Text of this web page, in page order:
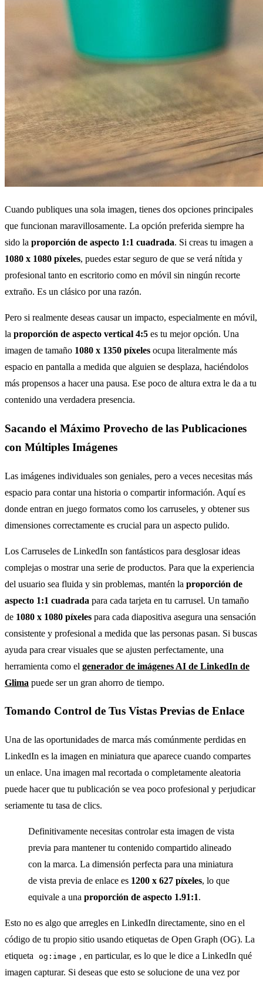
Cuando publiques una sola imagen, tienes dos opciones principales
que funcionan maravillosamente. La opción preferida siempre ha
sido la proporción de aspecto 1:1 cuadrada. Si creas tu imagen a
1080 x 1080 píxeles, puedes estar seguro de que se verá nítida y
profesional tanto en escritorio como en móvil sin ningún recorte
extraño. Es un clásico por una razón.
Pero si realmente deseas causar un impacto, especialmente en móvil,
la proporción de aspecto vertical 4:5 es tu mejor opción. Una
imagen de tamaño 1080 x 1350 píxeles ocupa literalmente más
espacio en pantalla a medida que alguien se desplaza, haciéndolos
más propensos a hacer una pausa. Ese poco de altura extra le da a tu
contenido una verdadera presencia.
Sacando el Máximo Provecho de las Publicaciones
con Múltiples Imágenes
Las imágenes individuales son geniales, pero a veces necesitas más
espacio para contar una historia o compartir información. Aquí es
donde entran en juego formatos como los carruseles, y obtener sus
dimensiones correctamente es crucial para un aspecto pulido.
Los Carruseles de LinkedIn son fantásticos para desglosar ideas
complejas o mostrar una serie de productos. Para que la experiencia
del usuario sea fluida y sin problemas, mantén la proporción de
aspecto 1:1 cuadrada para cada tarjeta en tu carrusel. Un tamaño
de 1080 x 1080 píxeles para cada diapositiva asegura una sensación
consistente y profesional a medida que las personas pasan. Si buscas
ayuda para crear visuales que se ajusten perfectamente, una
herramienta como el generador de imágenes AI de LinkedIn de
Glima puede ser un gran ahorro de tiempo.
Tomando Control de Tus Vistas Previas de Enlace
Una de las oportunidades de marca más comúnmente perdidas en
LinkedIn es la imagen en miniatura que aparece cuando compartes
un enlace. Una imagen mal recortada o completamente aleatoria
puede hacer que tu publicación se vea poco profesional y perjudicar
seriamente tu tasa de clics.
Definitivamente necesitas controlar esta imagen de vista
previa para mantener tu contenido compartido alineado
con la marca. La dimensión perfecta para una miniatura
de vista previa de enlace es 1200 x 627 píxeles, lo que
equivale a una proporción de aspecto 1.91:1.
Esto no es algo que arregles en LinkedIn directamente, sino en el
código de tu propio sitio usando etiquetas de Open Graph (OG). La
etiqueta
og:image , en particular, es lo que le dice a LinkedIn qué
imagen capturar. Si deseas que esto se solucione de una vez por